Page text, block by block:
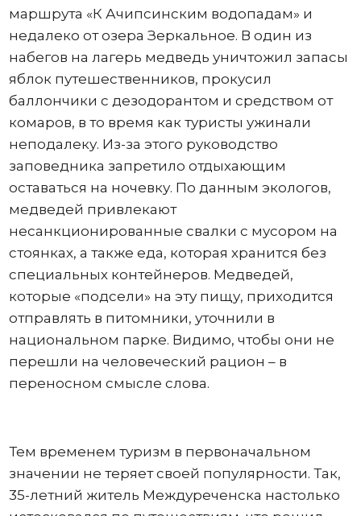
маршрута «К Ачипсинским водопадам» и
недалеко от озера Зеркальное. В один из
набегов на лагерь медведь уничтожил запасы
яблок путешественников, прокусил
баллончики с дезодорантом и средством от
комаров, в то время как туристы ужинали
неподалеку. Из-за этого руководство
заповедника запретило отдыхающим
оставаться на ночевку. По данным экологов,
медведей привлекают
несанкционированные свалки с мусором на
стоянках, а также еда, которая хранится без
специальных контейнеров. Медведей,
которые «подсели» на эту пищу, приходится
отправлять в питомники, уточнили в
национальном парке. Видимо, чтобы они не
перешли на человеческий рацион – в
переносном смысле слова.
Тем временем туризм в первоначальном
значении не теряет своей популярности. Так,
35-летний житель Междуреченска настолько